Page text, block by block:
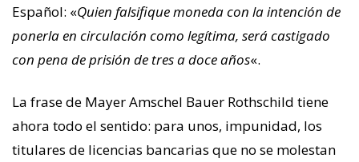
Español: «Quien falsifique moneda con la intención de
ponerla en circulación como legítima, será castigado
con pena de prisión de tres a doce años«.
La frase de Mayer Amschel Bauer Rothschild tiene
ahora todo el sentido: para unos, impunidad, los
titulares de licencias bancarias que no se molestan